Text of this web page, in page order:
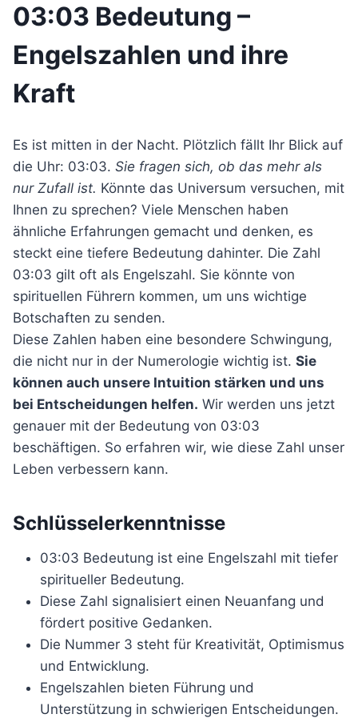
03:03 Bedeutung –
Engelszahlen und ihre
Kraft
Es ist mitten in der Nacht. Plötzlich fällt Ihr Blick auf
die Uhr: 03:03. Sie fragen sich, ob das mehr als
nur Zufall ist. Könnte das Universum versuchen, mit
Ihnen zu sprechen? Viele Menschen haben
ähnliche Erfahrungen gemacht und denken, es
steckt eine tiefere Bedeutung dahinter. Die Zahl
03:03 gilt oft als Engelszahl. Sie könnte von
spirituellen Führern kommen, um uns wichtige
Botschaften zu senden.
Diese Zahlen haben eine besondere Schwingung,
die nicht nur in der Numerologie wichtig ist. Sie
können auch unsere Intuition stärken und uns
bei Entscheidungen helfen. Wir werden uns jetzt
genauer mit der Bedeutung von 03:03
beschäftigen. So erfahren wir, wie diese Zahl unser
Leben verbessern kann.
Schlüsselerkenntnisse
03:03 Bedeutung ist eine Engelszahl mit tiefer
spiritueller Bedeutung.
Diese Zahl signalisiert einen Neuanfang und
fördert positive Gedanken.
Die Nummer 3 steht für Kreativität, Optimismus
und Entwicklung.
Engelszahlen bieten Führung und
Unterstützung in schwierigen Entscheidungen.